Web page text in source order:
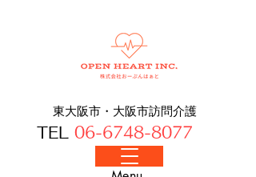
東大阪市・大阪​市訪問介護
TEL 06-6748-8077